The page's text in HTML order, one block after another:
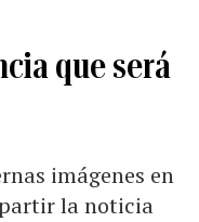
que será
imágenes en
la noticia